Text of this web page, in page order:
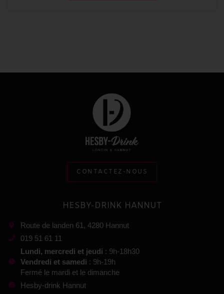
CONTACTEZ-NOUS
HESBY-DRINK HANNUT
Route de landen 61, 4280 Hannut
019 51 61 11
Lundi, mercredi et jeudi : 9h-18h30
Vendredi et samedi : 9h-19h
Fermé le mardi et le dimanche
Hesby-drink Hannut